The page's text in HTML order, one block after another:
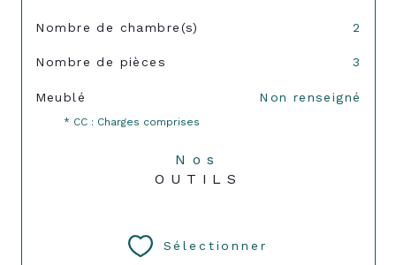
Nombre de chambre(s) 2
Nombre de pièces 3
Meublé Non renseigné
* CC : Charges comprises
Nos
OUTILS
Sélectionner